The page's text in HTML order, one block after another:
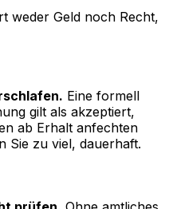
weder Geld noch Recht,
Eine formell
gilt als akzeptiert,
ab Erhalt anfechten
Sie zu viel, dauerhaft.